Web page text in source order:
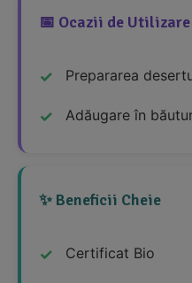
📅 Ocazii de Utilizare
Prepararea
Adăugare în
✨ Beneficii Cheie
Certificat Bio